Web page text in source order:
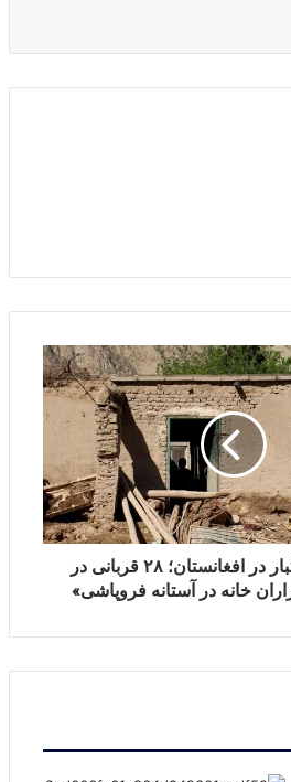
«باران‌های مرگبار در افغانستان؛ ۲۸ قربانی در